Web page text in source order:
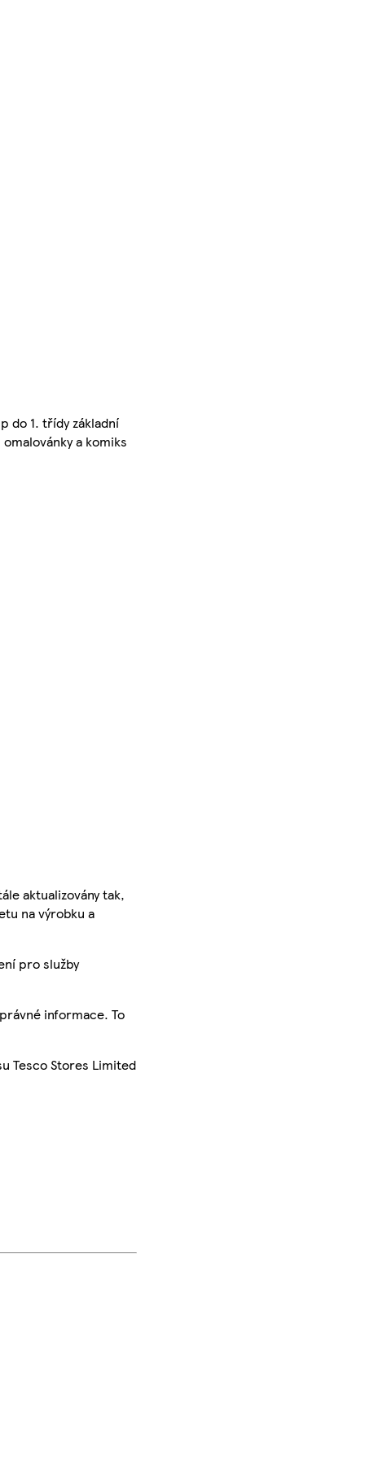
do 1. třídy základní
a komiks
aktualizovány tak,
na výrobku a
pro služby
informace. To
Tesco Stores Limited